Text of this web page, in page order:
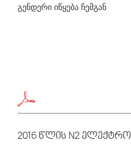
გენდერი იწყება ჩემგან
2016 Წლის N2